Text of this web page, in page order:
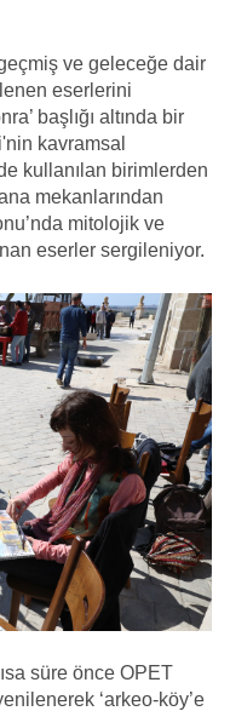
ve geleceğe dair
eserlerini
başlığı altında bir
kavramsal
kullanılan birimlerden
mekanlarından
mitolojik ve
eserler sergileniyor.
süre önce OPET
‘arkeo-köy’e